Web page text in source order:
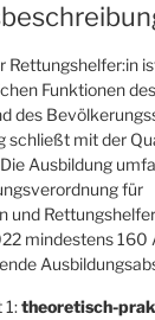
Rettungshelfer:in
Funktionen
des
schließt mit der
Ausbildung
für
und
mindestens 160
1:theoretisch-